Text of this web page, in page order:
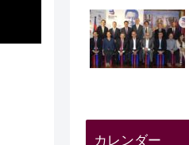
カレンダー